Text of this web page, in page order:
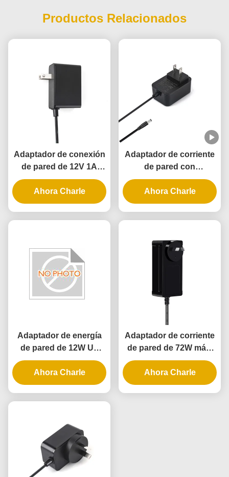
Productos Relacionados
Adaptador de conexión
de pared de 12V 1A
12W UL con garantía de
3 años y múltiples
protecciones
Ahora Charle
Adaptador de corriente
de pared con
certificación UL con
salida de 5V 12V 24V y
potencia de 12W 24W
Ahora Charle
Adaptador de energía
de pared de 12W UL
con 3 años de garantía
y suministro de energía
AC DC
Ahora Charle
Adaptador de corriente
de pared de 72W máx.
con certificación UL CE
y 3 años de garantía
Ahora Charle